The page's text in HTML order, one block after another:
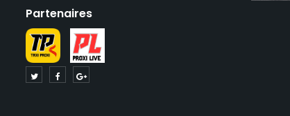
Partenaires